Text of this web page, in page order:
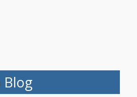
Blog